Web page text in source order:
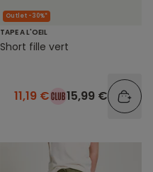
Outlet -30%*
TAPE A L'OEIL
Short fille vert
11,19 € 15,99 €